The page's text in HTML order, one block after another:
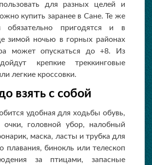
для разных целей и
купить заранее в Сане. Те же
пригодятся и в
зимой ночью в горных районах
может опускаться до +8. Из
крепкие треккинговые
легкие кроссовки.
взять с собой
удобная для ходьбы обувь,
очки, головной убор, налобный
маска, ласты и трубка для
плавания, бинокль или телескоп
за птицами, запасные